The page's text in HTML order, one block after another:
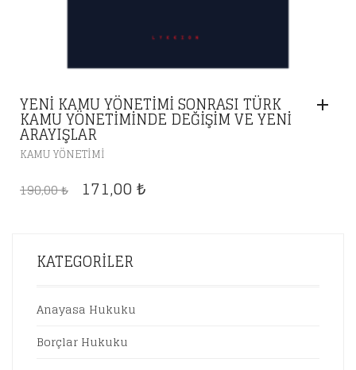
YENI KAMU YÖNETIMI SONRASI TÜRK
KAMU YÖNETIMINDE DEĞIŞIM VE YENI
ARAYIŞLAR
KAMU YÖNETIMI
190,00₺ ORIJINAL
171,00 ₺ŞU
KATEGORILER
Anayasa Hukuku
Borçlar Hukuku